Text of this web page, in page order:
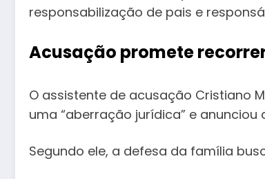
responsabilização de pais e
Acusação promete
O assistente de acusação Cristiano
uma “aberração jurídica” e
Segundo ele, a defesa da família